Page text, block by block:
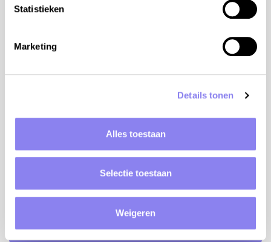
Statistieken
Marketing
Details tonen
Alles toestaan
Selectie toestaan
Weigeren
view your favorites